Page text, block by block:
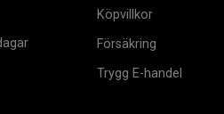
Köpvillkor
Försäkring
Trygg E-handel